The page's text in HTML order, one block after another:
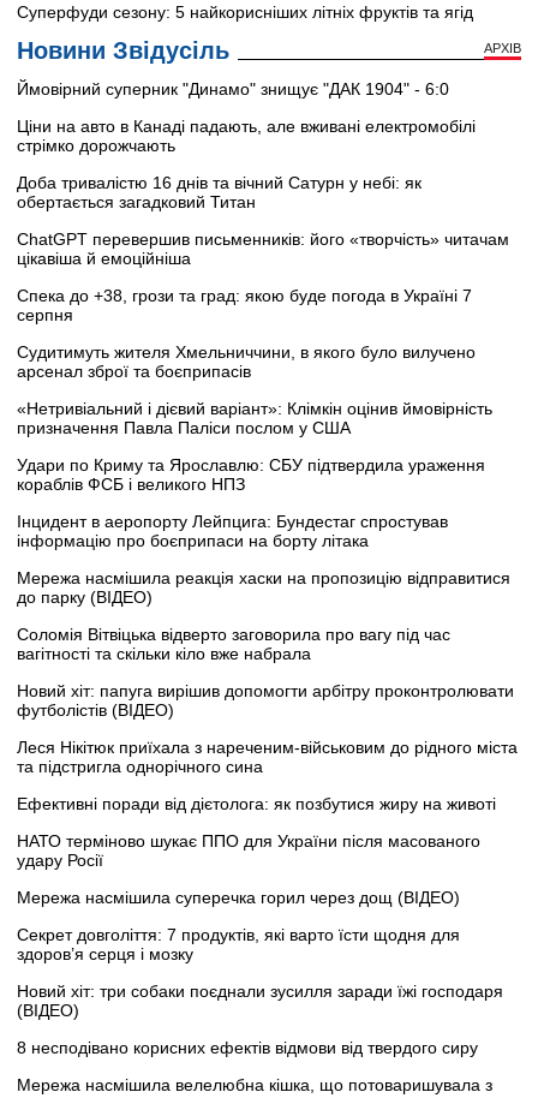
Суперфуди сезону: 5 найкорисніших літніх фруктів та ягід
Новини Звідусіль АРХІВ
Ймовірний суперник "Динамо" знищує "ДАК 1904" - 6:0
Ціни на авто в Канаді падають, але вживані електромобілі
стрімко дорожчають
Доба тривалістю 16 днів та вічний Сатурн у небі: як
обертається загадковий Титан
ChatGPT перевершив письменників: його «творчість» читачам
цікавіша й емоційніша
Спека до +38, грози та град: якою буде погода в Україні 7
серпня
Судитимуть жителя Хмельниччини, в якого було вилучено
арсенал зброї та боєприпасів
«Нетривіальний і дієвий варіант»: Клімкін оцінив ймовірність
призначення Павла Паліси послом у США
Удари по Криму та Ярославлю: СБУ підтвердила ураження
кораблів ФСБ і великого НПЗ
Інцидент в аеропорту Лейпцига: Бундестаг спростував
інформацію про боєприпаси на борту літака
Мережа насмішила реакція хаски на пропозицію відправитися
до парку (ВІДЕО)
Соломія Вітвіцька відверто заговорила про вагу під час
вагітності та скільки кіло вже набрала
Новий хіт: папуга вирішив допомогти арбітру проконтролювати
футболістів (ВІДЕО)
Леся Нікітюк приїхала з нареченим-військовим до рідного міста
та підстригла однорічного сина
Ефективні поради від дієтолога: як позбутися жиру на животі
НАТО терміново шукає ППО для України після масованого
удару Росії
Мережа насмішила суперечка горил через дощ (ВІДЕО)
Секрет довголіття: 7 продуктів, які варто їсти щодня для
здоров’я серця і мозку
Новий хіт: три собаки поєднали зусилля заради їжі господаря
(ВІДЕО)
8 несподівано корисних ефектів відмови від твердого сиру
Мережа насмішила велелюбна кішка, що потоваришувала з